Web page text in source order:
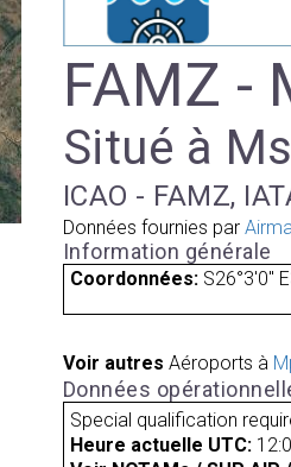
FAMZ -
Situé à
ICAO - FAMZ,
Données fournies par
Information générale
Coordonnées: S26°3'0"
Voir autres Aéroports à
Données
Special qualification
Heure actuelle UTC: